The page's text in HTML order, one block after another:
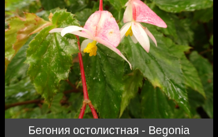
Бегония остолистная - Begonia